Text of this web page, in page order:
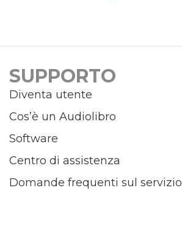
SUPPORTO
Diventa utente
Cos’è un Audiolibro
Software
Centro di assistenza
Domande frequenti sul servizio